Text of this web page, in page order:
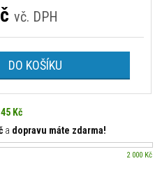
vč. DPH
DO KOŠÍKU
45 Kč
a dopravu máte zdarma!
2 000 Kč